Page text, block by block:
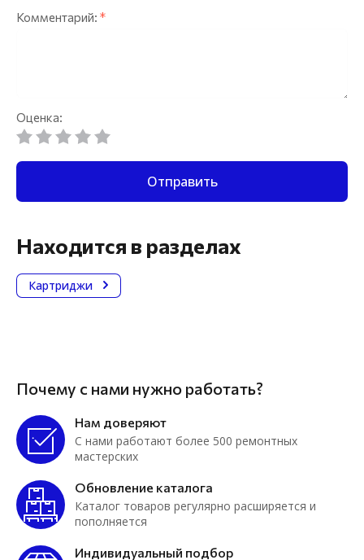
Комментарий: *
Оценка:
Отправить
Находится в разделах
Картриджи
Почему с нами нужно работать?
Нам доверяют
С нами работают более 500 ремонтных
мастерских
Обновление каталога
Каталог товаров регулярно расширяется и
пополняется
Индивидуальный подбор